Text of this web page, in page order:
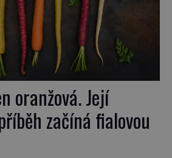
oranžová. Její
začíná fialovou